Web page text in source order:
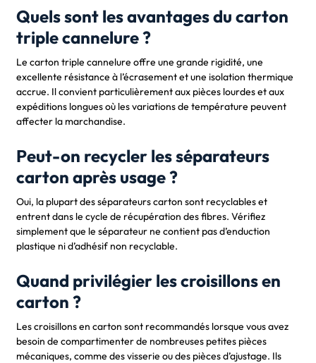
Quels sont les avantages du carton
triple cannelure ?
Le carton triple cannelure offre une grande rigidité, une
excellente résistance à l’écrasement et une isolation thermique
accrue. Il convient particulièrement aux pièces lourdes et aux
expéditions longues où les variations de température peuvent
affecter la marchandise.
Peut-on recycler les séparateurs
carton après usage ?
Oui, la plupart des séparateurs carton sont recyclables et
entrent dans le cycle de récupération des fibres. Vérifiez
simplement que le séparateur ne contient pas d’enduction
plastique ni d’adhésif non recyclable.
Quand privilégier les croisillons en
carton ?
Les croisillons en carton sont recommandés lorsque vous avez
besoin de compartimenter de nombreuses petites pièces
mécaniques, comme des visserie ou des pièces d’ajustage. Ils